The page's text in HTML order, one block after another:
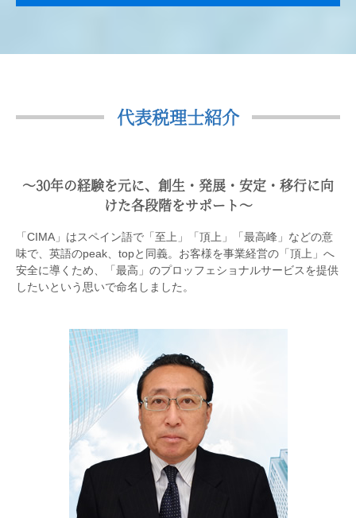
代表税理士紹介
〜30年の経験を元に、創生・発展・安定・移行に向
けた各段階をサポート〜
「CIMA」はスペイン語で「至上」「頂上」「最高峰」などの意
味で、英語のpeak、topと同義。お客様を事業経営の「頂上」へ
安全に導くため、「最高」のプロッフェショナルサービスを提供
したいという思いで命名しました。